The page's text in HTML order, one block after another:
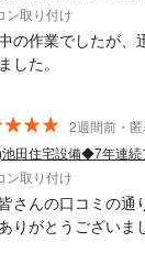
ン取り付け
の作業でしたが、
した。
2週間前・
田住宅設備◆7年連
ン取り付け
さんの口コミの通
りがとうございま